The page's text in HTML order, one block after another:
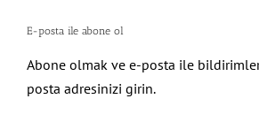
E-posta ile abone ol
Abone olmak ve e-posta ile
posta adresinizi girin.